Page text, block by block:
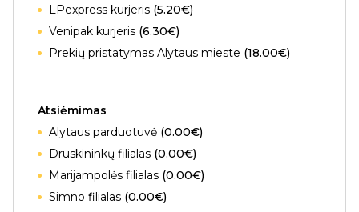
LPexpress kurjeris (5.20€)
Venipak kurjeris (6.30€)
Prekių pristatymas Alytaus mieste (18.00€)
Atsiėmimas
Alytaus parduotuvė (0.00€)
Druskininkų filialas (0.00€)
Marijampolės filialas (0.00€)
Simno filialas (0.00€)